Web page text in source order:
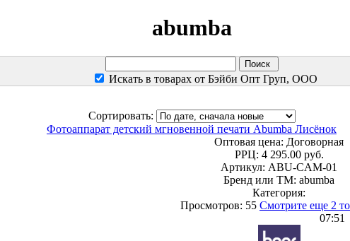
abumba
Искать в товарах от Бэйби Опт Груп, ООО
Сортировать:
Фотоаппарат детский мгновенной печати Abumba Лисёнок
Оптовая цена: Договорная
РРЦ: 4 295.00 руб.
Артикул: ABU-CAM-01
Бренд или ТМ: abumba
Категория:
Просмотров: 55 Смотрите еще 2
07:51